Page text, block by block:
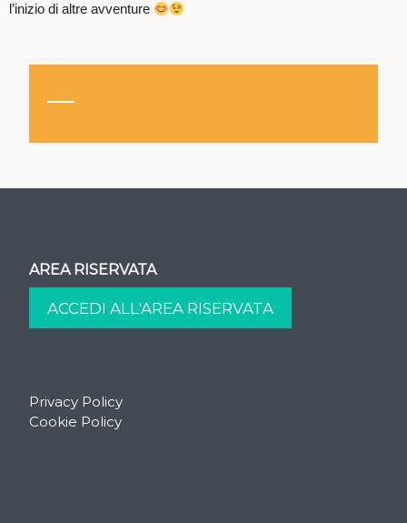
l’inizio di altre avventure
AREA RISERVATA
Privacy Policy
Cookie Policy